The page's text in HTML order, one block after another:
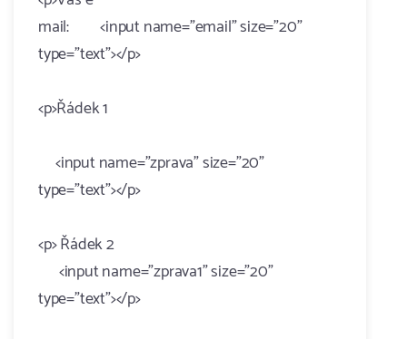
mail: <input name="email" size="20"
type="text"></p>
<p>Řádek 1
<input name="zprava" size="20"
type="text"></p>
<p> Řádek 2
<input name="zprava1" size="20"
type="text"></p>